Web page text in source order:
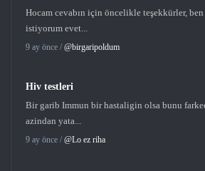
Hocam cevabın için öncelikle teşekkürler, ben
istiyorum evet...
9 ay önce / @birgaripoldum
Hiv testleri
Bir garib Immun bir hastaligin olsa bunu
azindan yata...
9 ay önce / @Lo ez riha